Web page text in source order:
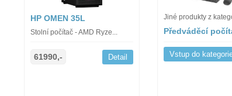
HP OMEN 35L
Stolní počítač - AMD Ryze...
61990,- Detail
Jiné produkty z
Předváděcí
Vstup do